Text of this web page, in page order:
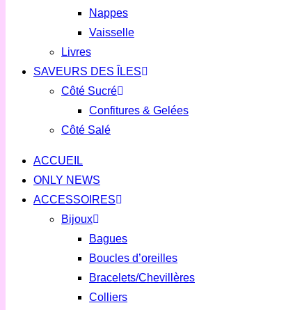
Nappes
Vaisselle
Livres
SAVEURS DES ÎLES
Côté Sucré
Confitures & Gelées
Côté Salé
ACCUEIL
ONLY NEWS
ACCESSOIRES
Bijoux
Bagues
Boucles d’oreilles
Bracelets/Chevillères
Colliers